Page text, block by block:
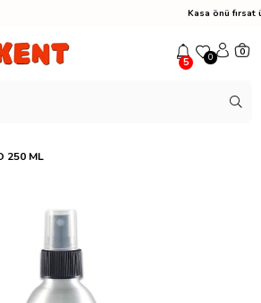
Kasa önü fırsat
5 0 0
250 ML